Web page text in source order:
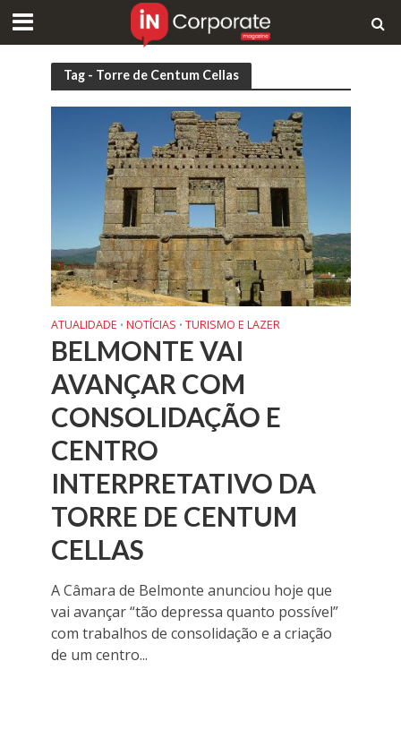
Tag - Torre de Centum Cellas
ATUALIDADE • NOTÍCIAS • TURISMO E LAZER
BELMONTE VAI
AVANÇAR COM
CONSOLIDAÇÃO E
CENTRO
INTERPRETATIVO DA
TORRE DE CENTUM
CELLAS
A Câmara de Belmonte anunciou hoje que
vai avançar “tão depressa quanto possível”
com trabalhos de consolidação e a criação
de um centro...